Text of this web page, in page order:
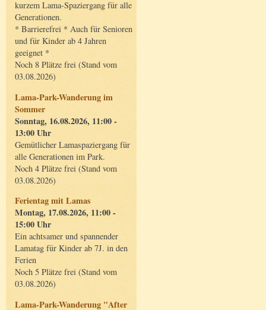
kurzem Lama-Spaziergang für alle
Generationen.
* Barrierefrei * Auch für Senioren
und für Kinder ab 4 Jahren
geeignet *
Noch 8 Plätze frei (Stand vom
03.08.2026)
Lama-Park-Wanderung im
Sommer
Sonntag, 16.08.2026, 11:00 -
13:00 Uhr
Gemütlicher Lamaspaziergang für
alle Generationen im Park.
Noch 4 Plätze frei (Stand vom
03.08.2026)
Ferientag mit Lamas
Montag, 17.08.2026, 11:00 -
15:00 Uhr
Ein achtsamer und spannender
Lamatag für Kinder ab 7J. in den
Ferien
Noch 5 Plätze frei (Stand vom
03.08.2026)
Lama-Park-Wanderung "After